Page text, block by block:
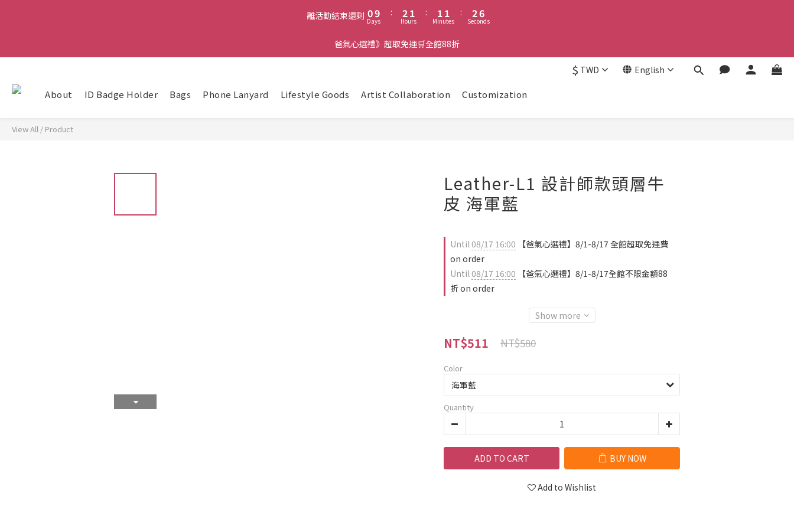
離活動結束還剩 09
8
7
6
3
Days
:
2
1
0
1
0
Hours
:
1
0
1
0
Minutes
:
2
1
5
4
Seconds
爸氣心選禮》超取免運🛒全館88折
$ TWD English
About ID Badge Holder Bags Phone Lanyard Lifestyle Goods Artist Collaboration Customization
View All / Product
Leather-L1 設計師款頭層牛
皮 海軍藍
Until08/17 16:00 【爸氣心選禮】8/1-8/17 全館超取免運費
on order
Until08/17 16:00 【爸氣心選禮】8/1-8/17全館不限金額88
折 on order
Show more
NT$511 NT$580
Color
Quantity
ADD TO CART BUY NOW
Add to Wishlist